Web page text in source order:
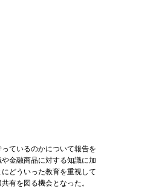
ているのかについて報告を
金融商品に対する知識に加
どういった教育を重視して
有を図る機会となった。